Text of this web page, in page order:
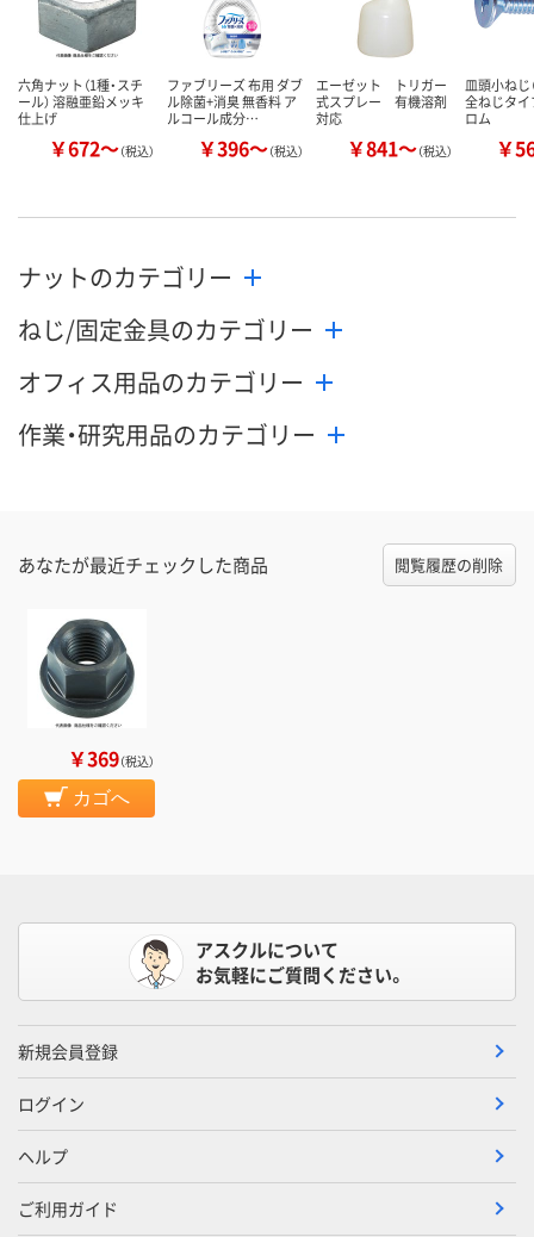
六角ナット（1種・スチ
ール） 溶融亜鉛メッキ
仕上げ
￥672～（税込）
ファブリーズ 布用 ダブ
ル除菌+消臭 無香料 ア
ルコール成分…
￥396～（税込）
エーゼット トリガー
式スプレー 有機溶剤
対応
￥841～（税込）
皿頭小ねじ
全ねじタイ
ロム
￥
ナットのカテゴリー
ねじ/固定金具のカテゴリー
オフィス用品のカテゴリー
作業・研究用品のカテゴリー
あなたが最近チェックした商品 閲覧履歴の削除
￥369（税込）
カゴへ
アスクルについて
お気軽にご質問ください。
新規会員登録
ログイン
ヘルプ
ご利用ガイド